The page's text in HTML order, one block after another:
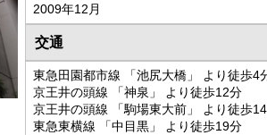
2009年12月
交通
東急田園都市線 「池尻大橋」 より徒歩4
京王井の頭線 「神泉」 より徒歩12分
京王井の頭線 「駒場東大前」 より徒歩
東急東横線 「中目黒」 より徒歩19分